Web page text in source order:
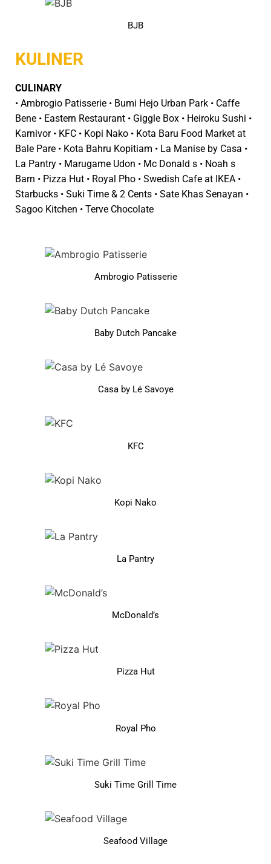
BJB
KULINER
CULINARY
• Ambrogio Patisserie • Bumi Hejo Urban Park • Caffe
Bene • Eastern Restaurant • Giggle Box • Heiroku Sushi •
Karnivor • KFC • Kopi Nako • Kota Baru Food Market at
Bale Pare • Kota Bahru Kopitiam • La Manise by Casa •
La Pantry • Marugame Udon • Mc Donald s • Noah s
Barn • Pizza Hut • Royal Pho • Swedish Cafe at IKEA •
Starbucks • Suki Time & 2 Cents • Sate Khas Senayan •
Sagoo Kitchen • Terve Chocolate
Ambrogio Patisserie
Baby Dutch Pancake
Casa by Lé Savoye
KFC
Kopi Nako
La Pantry
McDonald’s
Pizza Hut
Royal Pho
Suki Time Grill Time
Seafood Village